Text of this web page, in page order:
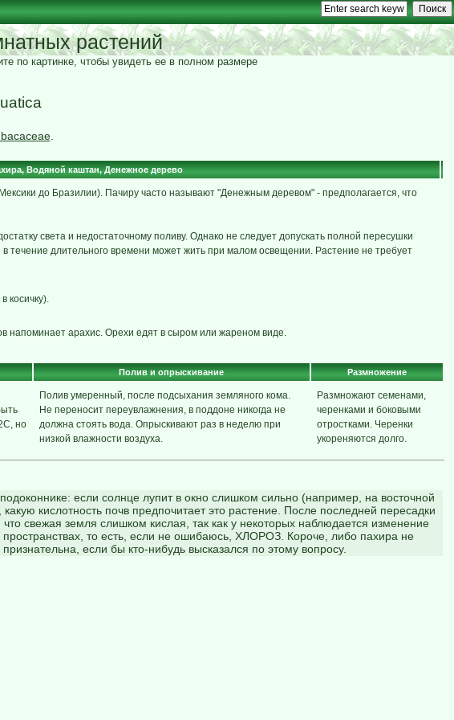
растений
по картинке, чтобы увидеть ее в полном размере
.
Водяной каштан, Денежное дерево
до Бразилии). Пачиру часто называют "Денежным деревом" - предполагается, что
света и недостаточному поливу. Однако не следует допускать полной пересушки
течение длительного времени может жить при малом освещении. Растение не требует
косичку).
напоминает арахис. Орехи едят в сыром или жареном виде.
Полив и опрыскивание Размножение
но
Полив умеренный, после подсыхания земляного кома.
Не переносит переувлажнения, в поддоне никогда не
должна стоять вода. Опрыскивают раз в неделю при
низкой влажности воздуха.
Размножают семенами,
черенками и боковыми
отростками. Черенки
укореняются долго.
если солнце лупит в окно слишком сильно (например, на восточной
кислотность почв предпочитает это растение. После последней пересадки
свежая земля слишком кислая, так как у некоторых наблюдается изменение
то есть, если не ошибаюсь, ХЛОРОЗ. Короче, либо пахира не
если бы кто-нибудь высказался по этому вопросу.